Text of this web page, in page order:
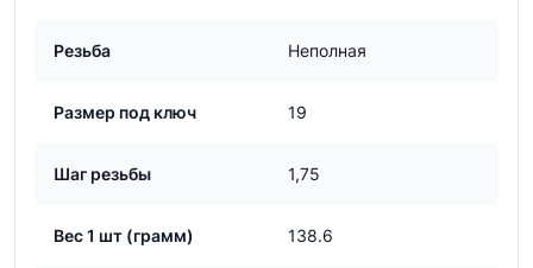
Резьба Неполная
Размер под ключ 19
Шаг резьбы 1,75
Вес 1 шт (грамм) 138.6